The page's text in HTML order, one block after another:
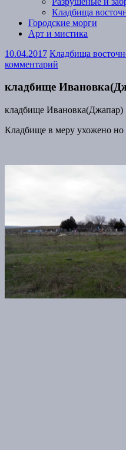
Кладбища
Городские морги
Арт и мистика
10.04.2017 Кладбища
комментарий
кладбище
кладбище Ивановка(Джапар)
Кладбище в меру ухожено но